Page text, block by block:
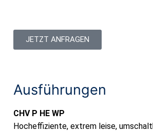
JETZT ANFRAGEN
Ausführungen
CHV P HE WP
Hocheffiziente, extrem leise,